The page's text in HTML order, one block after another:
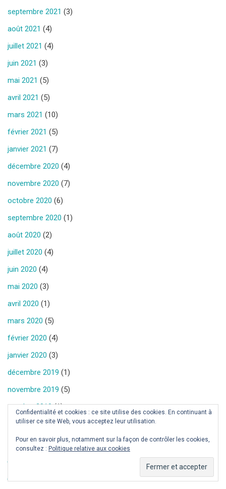
septembre 2021 (3)
août 2021 (4)
juillet 2021 (4)
juin 2021 (3)
mai 2021 (5)
avril 2021 (5)
mars 2021 (10)
février 2021 (5)
janvier 2021 (7)
décembre 2020 (4)
novembre 2020 (7)
octobre 2020 (6)
septembre 2020 (1)
août 2020 (2)
juillet 2020 (4)
juin 2020 (4)
mai 2020 (3)
avril 2020 (1)
mars 2020 (5)
février 2020 (4)
janvier 2020 (3)
décembre 2019 (1)
novembre 2019 (5)
octobre 2019(1)
septembre 2019(3)
août 2019(6)
Confidentialité et cookies : ce site utilise des cookies. En continuant à
utiliser ce site Web, vous acceptez leur utilisation.
Pour en savoir plus, notamment sur la façon de contrôler les cookies,
consultez : Politique relative aux cookies